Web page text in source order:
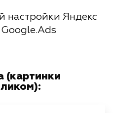
настройки Яндекс
(картинки